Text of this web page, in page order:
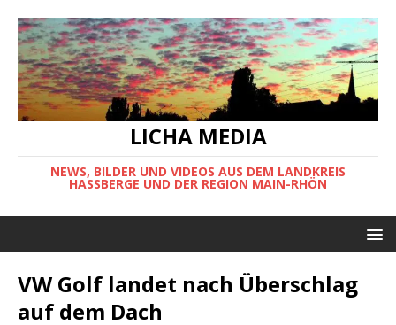
LICHA MEDIA
NEWS, BILDER UND VIDEOS AUS DEM LANDKREIS
HASSBERGE UND DER REGION MAIN-RHÖN
VW Golf landet nach Überschlag
auf dem Dach